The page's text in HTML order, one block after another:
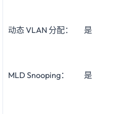
动态 VLAN 分配： 是
MLD Snooping： 是